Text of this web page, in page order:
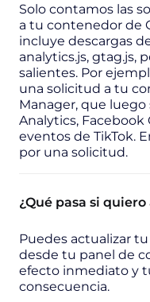
Solo contamos las
a tu contenedor de
incluye descargas
analytics.js, gtag.js,
salientes. Por
una solicitud a tu
Manager, que luego
Analytics, Facebook
eventos de TikTok.
por una solicitud.
¿Qué pasa si
Puedes actualizar
desde tu panel de
efecto inmediato y
consecuencia.